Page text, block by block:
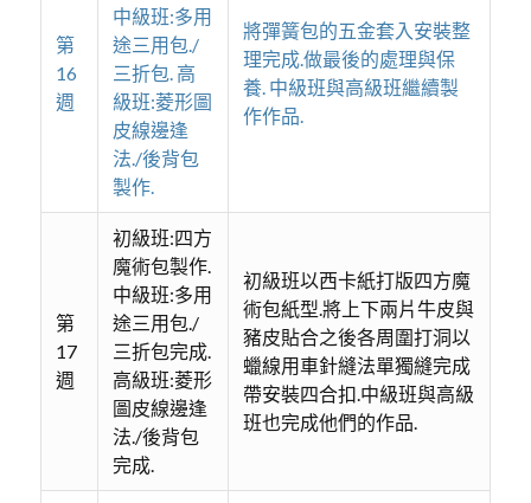
第
16
週
中級班:多用
途三用包./
三折包. 高
級班:菱形圖
皮線邊逢
法./後背包
製作.
將彈簧包的五金套入安裝整
理完成.做最後的處理與保
養. 中級班與高級班繼續製
作作品.
第
17
週
初級班:四方
魔術包製作.
中級班:多用
途三用包./
三折包完成.
高級班:菱形
圖皮線邊逢
法./後背包
完成.
初級班以西卡紙打版四方魔
術包紙型.將上下兩片牛皮與
豬皮貼合之後各周圍打洞以
蠟線用車針縫法單獨縫完成
帶安裝四合扣.中級班與高級
班也完成他們的作品.